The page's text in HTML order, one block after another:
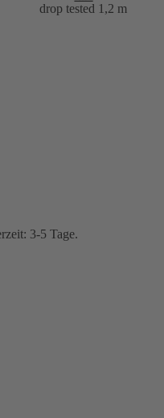
drop tested 1,2 m
3-5 Tage.